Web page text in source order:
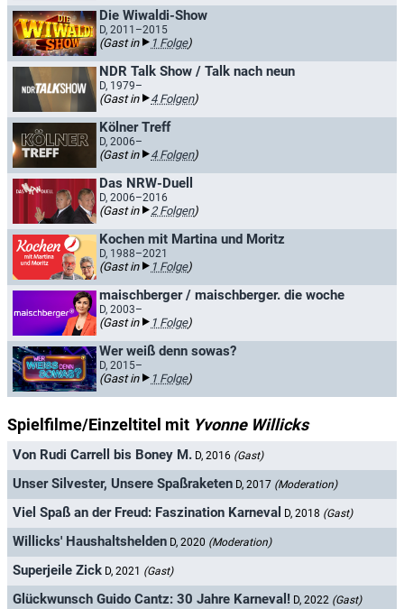
Die Wiwaldi-Show
D, 2011–2015
(Gast in 1 Folge)
NDR Talk Show / Talk nach neun
D, 1979–
(Gast in 4 Folgen)
Kölner Treff
D, 2006–
(Gast in 4 Folgen)
Das NRW-Duell
D, 2006–2016
(Gast in 2 Folgen)
Kochen mit Martina und Moritz
D, 1988–2021
(Gast in 1 Folge)
maischberger / maischberger. die woche
D, 2003–
(Gast in 1 Folge)
Wer weiß denn sowas?
D, 2015–
(Gast in 1 Folge)
Spielfilme/Einzeltitel mit Yvonne Willicks
Von Rudi Carrell bis Boney M. D, 2016 (Gast)
Unser Silvester, Unsere Spaßraketen D, 2017 (Moderation)
Viel Spaß an der Freud: Faszination Karneval D, 2018 (Gast)
Willicks' Haushaltshelden D, 2020 (Moderation)
Superjeile Zick D, 2021 (Gast)
Glückwunsch Guido Cantz: 30 Jahre Karneval! D, 2022 (Gast)